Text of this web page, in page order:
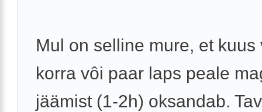
Mul on selline mure, et kuus
korra vôi paar laps peale
jäämist (1-2h) oksandab.